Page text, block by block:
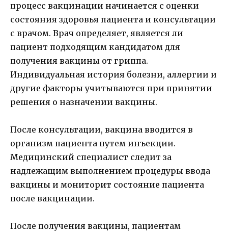
процесс вакцинации начинается с оценки
состояния здоровья пациента и консультации
с врачом. Врач определяет, является ли
пациент подходящим кандидатом для
получения вакцины от гриппа.
Индивидуальная история болезни, аллергии и
другие факторы учитываются при принятии
решения о назначении вакцины.
После консультации, вакцина вводится в
организм пациента путем инъекции.
Медицинский специалист следит за
надлежащим выполнением процедуры ввода
вакцины и мониторит состояние пациента
после вакцинации.
После получения вакцины, пациентам